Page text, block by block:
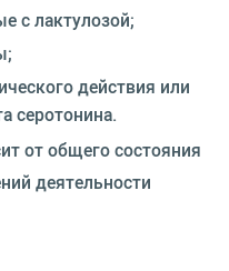
с лактулозой;
действия или
серотонина.
от общего состояния
деятельности